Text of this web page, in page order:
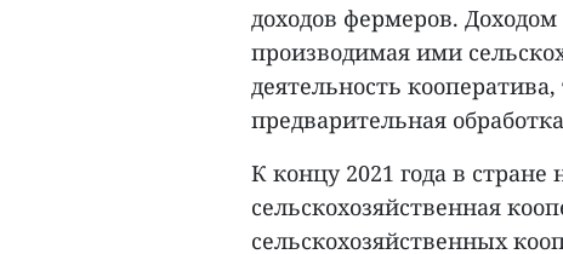
доходов фермеров.
производимая ими
деятельность
предварительная
К концу 2021 года в стране
сельскохозяйственная
сельскохозяйственных